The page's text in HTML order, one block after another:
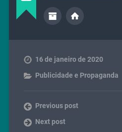
16 de janeiro de 2020
Publicidade e Propaganda
Previous post
Next post